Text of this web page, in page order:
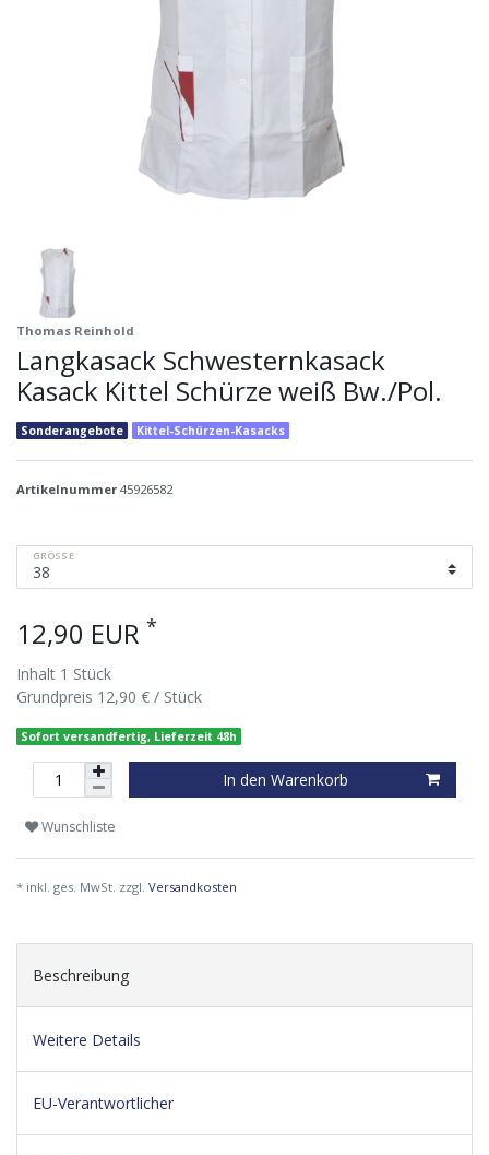
Thomas Reinhold
Langkasack Schwesternkasack
Kasack Kittel Schürze weiß Bw./Pol.
Sonderangebote Kittel-Schürzen-Kasacks
Artikelnummer 45926582
GRÖSSE
12,90 EUR *
Inhalt 1 Stück
Grundpreis 12,90 € / Stück
Sofort versandfertig, Lieferzeit 48h
In den Warenkorb
Wunschliste
* inkl. ges. MwSt. zzgl. Versandkosten
Beschreibung
Weitere Details
EU-Verantwortlicher